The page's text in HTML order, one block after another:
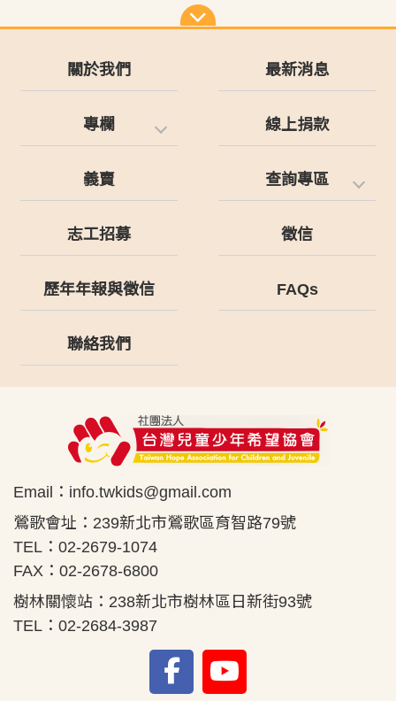
關於我們 最新消息
專欄 線上捐款
義賣 查詢專區
志工招募 徵信
歷年年報與徵信 FAQs
聯絡我們
Email： info.twkids@gmail.com
鶯歌會址：239新北市鶯歌區育智路79號
TEL：02-2679-1074
FAX：02-2678-6800
樹林關懷站：238新北市樹林區日新街93號
TEL：02-2684-3987